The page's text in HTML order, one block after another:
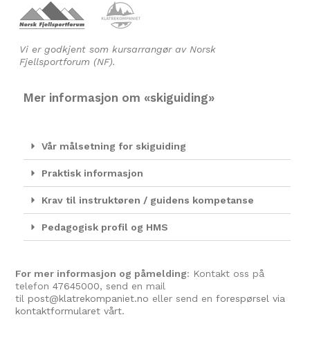
Vi er godkjent som kursarrangør av Norsk
Fjellsportforum (NF).
Mer informasjon om «skiguiding»
Vår målsetning for skiguiding
Praktisk informasjon
Krav til instruktøren / guidens kompetanse
Pedagogisk profil og HMS
For mer informasjon og påmelding: Kontakt oss på
telefon47645000, send en mail
til post@klatrekompaniet.no eller send enforespørsel via
kontaktformularet vårt.